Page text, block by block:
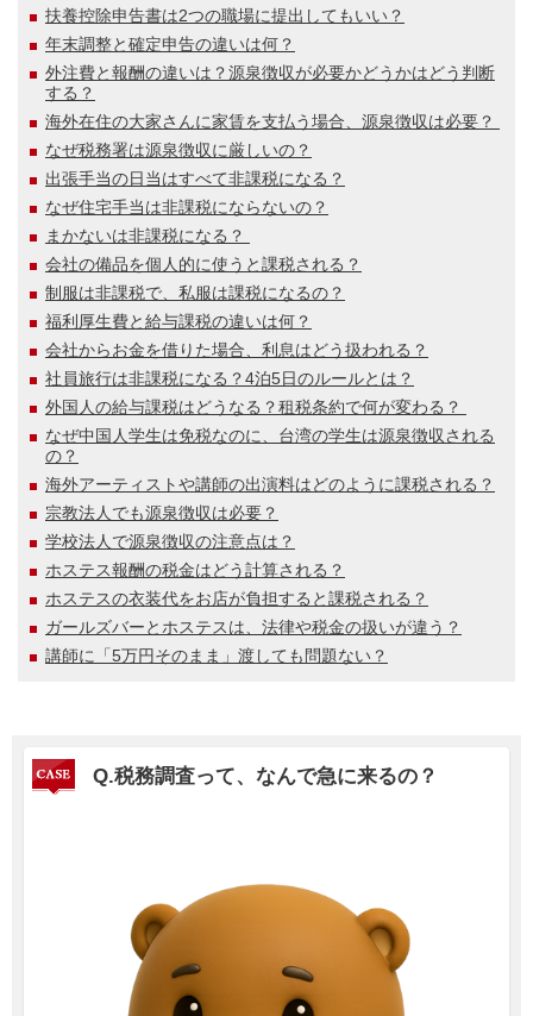
扶養控除申告書は2つの職場に提出してもいい？
年末調整と確定申告の違いは何？
外注費と報酬の違いは？源泉徴収が必要かどうかはどう判断
する？
海外在住の大家さんに家賃を支払う場合、源泉徴収は必要？
なぜ税務署は源泉徴収に厳しいの？
出張手当の日当はすべて非課税になる？
なぜ住宅手当は非課税にならないの？
まかないは非課税になる？
会社の備品を個人的に使うと課税される？
制服は非課税で、私服は課税になるの？
福利厚生費と給与課税の違いは何？
会社からお金を借りた場合、利息はどう扱われる？
社員旅行は非課税になる？4泊5日のルールとは？
外国人の給与課税はどうなる？租税条約で何が変わる？
なぜ中国人学生は免税なのに、台湾の学生は源泉徴収される
の？
海外アーティストや講師の出演料はどのように課税される？
宗教法人でも源泉徴収は必要？
学校法人で源泉徴収の注意点は？
ホステス報酬の税金はどう計算される？
ホステスの衣装代をお店が負担すると課税される？
ガールズバーとホステスは、法律や税金の扱いが違う？
講師に「5万円そのまま」渡しても問題ない？
Q.税務調査って、なんで急に来るの？